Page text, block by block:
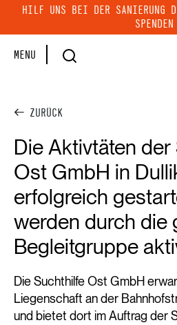
HILF UNS BEI DER SANIERUNG
SPENDEN
MENU
← ZURÜCK
Die Aktivtäten
Ost GmbH in
erfolgreich
werden durch die
Begleitgruppe
Die Suchthilfe Ost GmbH
Liegenschaft an der
und bietet dort im Auftrag der